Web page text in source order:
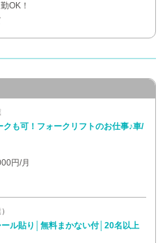
OK！
も可！フォークリフトのお仕事♪車/
円/月
ル貼り│無料まかない付│20名以上